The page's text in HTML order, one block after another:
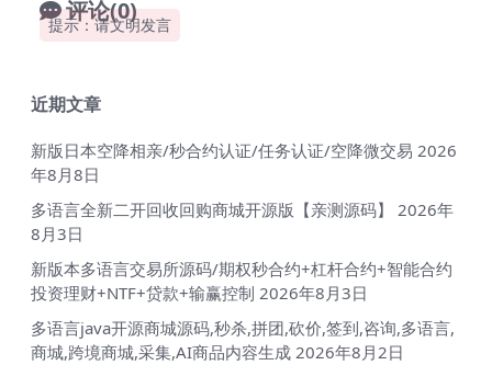
评论(0)
提示：请文明发言
近期文章
新版日本空降相亲/秒合约认证/任务认证/空降微交易 2026
年8月8日
多语言全新二开回收回购商城开源版【亲测源码】
2026年
8月3日
新版本多语言交易所源码/期权秒合约+杠杆合约+智能合约
投资理财+NTF+贷款+输赢控制 2026年8月3日
多语言java开源商城源码,秒杀,拼团,砍价,签到,咨询,多语言,
商城,跨境商城,采集,AI商品内容生成 2026年8月2日